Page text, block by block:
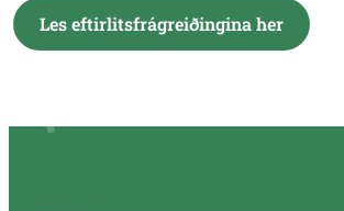
Les eftirlitsfrágreiðingina her